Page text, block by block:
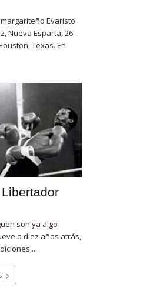
margariteño Evaristo
Nueva Esparta, 26-
Texas. En
son ya algo
o diez años atrás,